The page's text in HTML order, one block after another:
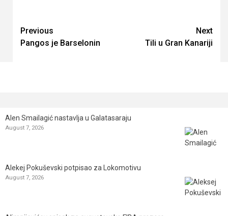
Continue
Reading
Previous
Pаngos je Barselonin
Next
Tili u Gran Kanariji
Alen Smailagić nastavlja u Galatasaraju
August 7, 2026
Alekej Pokuševski potpisao za Lokomotivu
August 7, 2026